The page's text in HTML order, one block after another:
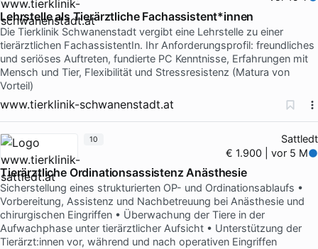
Lehrstelle als Tierärztliche Fachassistent*innen
Die Tierklinik Schwanenstadt vergibt eine Lehrstelle zu einer
tierärztlichen FachassistentIn. Ihr Anforderungsprofil: freundliches
und seriöses Auftreten, fundierte PC Kenntnisse, Erfahrungen mit
Mensch und Tier, Flexibilität und Stressresistenz (Matura von
Vorteil)
www.tierklinik-schwanenstadt.at
Sattledt
€ 1.900 | vor 5 M
Tierärztliche Ordinationsassistenz Anästhesie
Sicherstellung eines strukturierten OP- und Ordinationsablaufs •
Vorbereitung, Assistenz und Nachbetreuung bei Anästhesie und
chirurgischen Eingriffen • Überwachung der Tiere in der
Aufwachphase unter tierärztlicher Aufsicht • Unterstützung der
Tierärzt:innen vor, während und nach operativen Eingriffen
10